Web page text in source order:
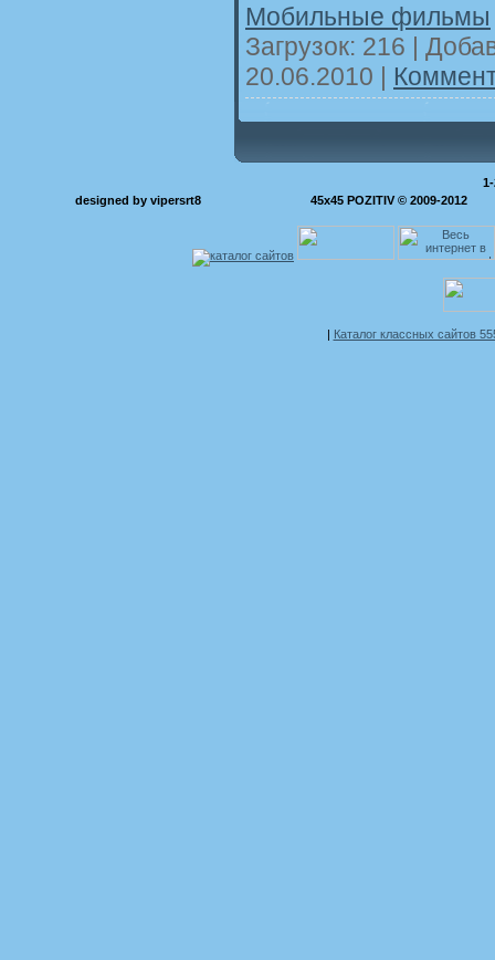
Мобильные фильмы
Загрузок: 216 |
20.06.2010 |
designed by vipersrt8
45x45 POZITIV © 2009-2012
Каталог классных сайтов